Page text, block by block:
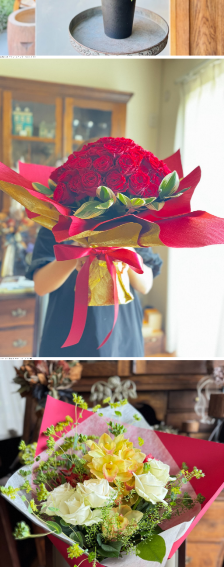
お祝いのアレンジメント ¥13,000
バラ60本のブーケ 30,000円